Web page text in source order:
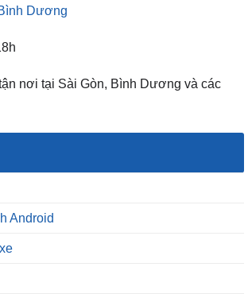
Dương
nơi tại Sài Gòn, Bình Dương và các
Android